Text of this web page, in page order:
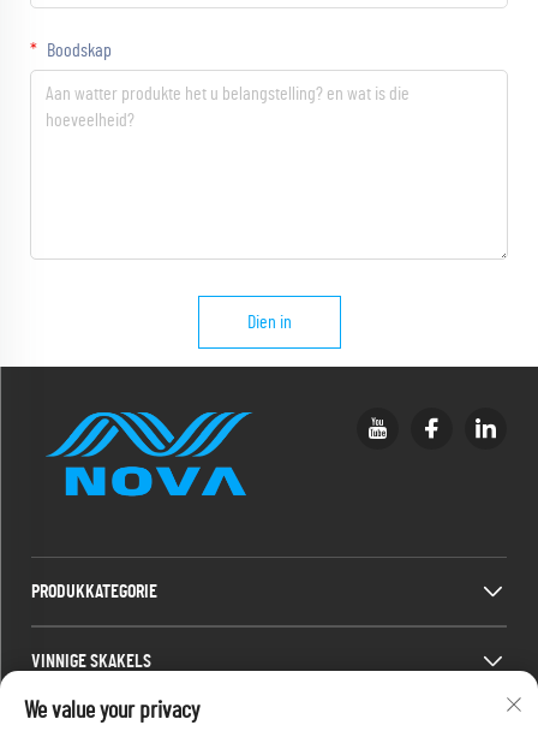
Boodskap
Dien in
PRODUKKATEGORIE
VINNIGE SKAKELS
We value your privacy